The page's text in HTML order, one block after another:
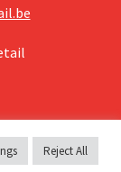
Reject All